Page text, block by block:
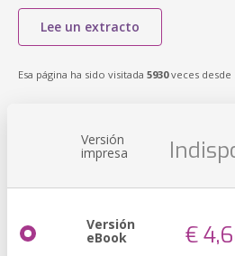
Lee un extracto
Esa página ha sido visitada 5930veces desde
Versión
impresa
Versión
eBook €